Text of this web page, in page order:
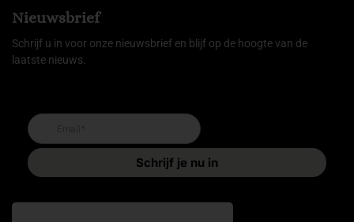
Nieuwsbrief
Schrijf u in voor onze nieuwsbrief en blijf op de hoogte van de
laatste nieuws.